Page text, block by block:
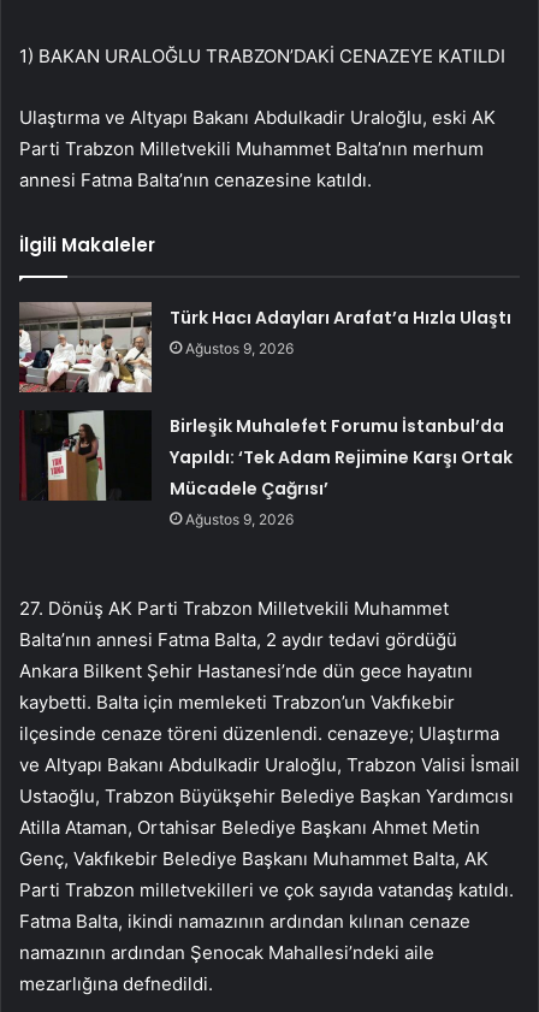
1) BAKAN URALOĞLU TRABZON’DAKİ CENAZEYE KATILDI
Ulaştırma ve Altyapı Bakanı Abdulkadir Uraloğlu, eski AK
Parti Trabzon Milletvekili Muhammet Balta’nın merhum
annesi Fatma Balta’nın cenazesine katıldı.
İlgili Makaleler
Türk Hacı Adayları Arafat’a Hızla Ulaştı
Ağustos 9, 2026
Birleşik Muhalefet Forumu İstanbul’da
Yapıldı: ‘Tek Adam Rejimine Karşı Ortak
Mücadele Çağrısı’
Ağustos 9, 2026
27. Dönüş AK Parti Trabzon Milletvekili Muhammet
Balta’nın annesi Fatma Balta, 2 aydır tedavi gördüğü
Ankara Bilkent Şehir Hastanesi’nde dün gece hayatını
kaybetti. Balta için memleketi Trabzon’un Vakfıkebir
ilçesinde cenaze töreni düzenlendi. cenazeye; Ulaştırma
ve Altyapı Bakanı Abdulkadir Uraloğlu, Trabzon Valisi İsmail
Ustaoğlu, Trabzon Büyükşehir Belediye Başkan Yardımcısı
Atilla Ataman, Ortahisar Belediye Başkanı Ahmet Metin
Genç, Vakfıkebir Belediye Başkanı Muhammet Balta, AK
Parti Trabzon milletvekilleri ve çok sayıda vatandaş katıldı.
Fatma Balta, ikindi namazının ardından kılınan cenaze
namazının ardından Şenocak Mahallesi’ndeki aile
mezarlığına defnedildi.